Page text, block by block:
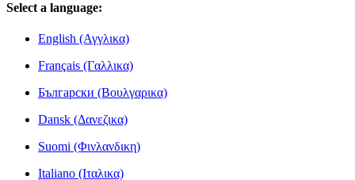
Select a language:
English (Αγγλικα)
Français (Γαλλικα)
Български (Βουλγαρικα)
Dansk (Δανεζικα)
Suomi (Φινλανδικη)
Italiano (Ιταλικα)